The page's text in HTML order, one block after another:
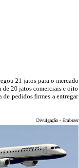
21 jatos para o mercado
de 20 jatos comerciais e oito
de pedidos firmes a entregar
Divulgação - Embraer